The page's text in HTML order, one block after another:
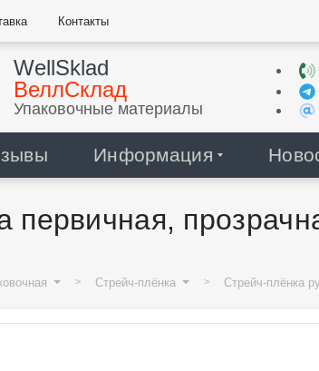
Контакты
WellSklad
ВеллСклад
Упаковочные материалы
Информация
первичная,
Стрейч-плёнка Стрейч-плёнка